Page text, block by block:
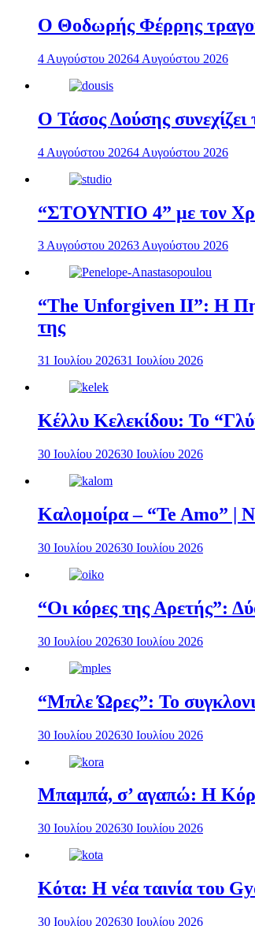
Ο Θοδωρής Φέρρης
4 Αυγούστου 20264 Αυγούστου 2026
Ο Τάσος Δούσης
4 Αυγούστου 20264 Αυγούστου 2026
“ΣΤΟΥΝΤΙΟ 4” με τον
3 Αυγούστου 20263 Αυγούστου 2026
“The Unforgiven II”: Η
της
31 Ιουλίου 202631 Ιουλίου 2026
Κέλλυ Κελεκίδου: Το
30 Ιουλίου 202630 Ιουλίου 2026
Καλομοίρα – “Te Amo” |
30 Ιουλίου 202630 Ιουλίου 2026
“Οι κόρες της Αρετής”:
30 Ιουλίου 202630 Ιουλίου 2026
“Μπλε Ώρες”: Το
30 Ιουλίου 202630 Ιουλίου 2026
Μπαμπά, σ’ αγαπώ: Η
30 Ιουλίου 202630 Ιουλίου 2026
Κότα: Η νέα ταινία του
30 Ιουλίου 202630 Ιουλίου 2026